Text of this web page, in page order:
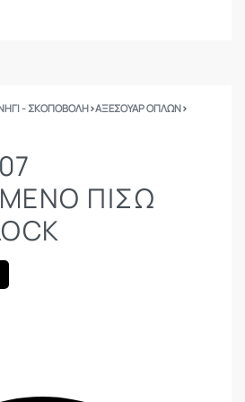
- ΣΚΟΠΟΒΟΛΗ›ΑΞΕΣΟΥΑΡ ΟΠΛΩΝ›
ΠΊΣΩ